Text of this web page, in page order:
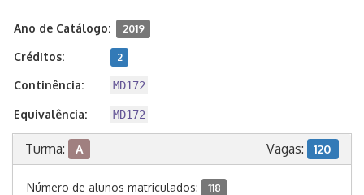
Ano de Catálogo: 2019
Créditos: 2
Continência: MD172
Equivalência: MD172
Turma: A Vagas: 120
Número de alunos matriculados: 118